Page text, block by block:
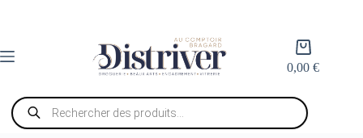
Panier
d’achat
0,00€
Recherche
de
produits